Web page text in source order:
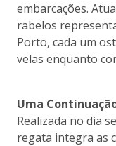
embarcações.
rabelos
Porto, cada um
velas enquanto
Uma
Realizada no dia
regata integra as